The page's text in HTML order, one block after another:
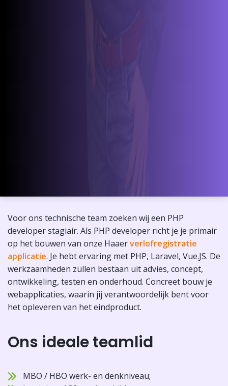
Voor ons technische team zoeken wij een PHP
developer stagiair. Als PHP developer richt je je primair
op het bouwen van onze Haaerverlofregistratie
applicatie. Je hebt ervaring met PHP, Laravel, Vue.JS. De
werkzaamheden zullen bestaan uit advies, concept,
ontwikkeling, testen en onderhoud. Concreet bouw je
webapplicaties, waarin jij verantwoordelijk bent voor
het opleveren van het eindproduct.
Ons ideale teamlid
MBO / HBO werk- en denkniveau;